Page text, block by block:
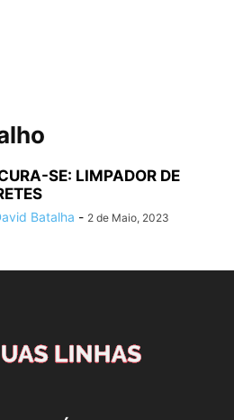
SE: LIMPADOR DE
Batalha - 2 de Maio, 2023